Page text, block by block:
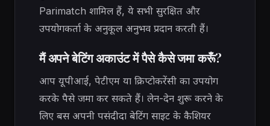
Parimatch शामिल हैं, ये सभी सुरक्षित और
उपयोगकर्ता के अनुकूल अनुभव प्रदान करती हैं।
मैं अपने बेटिंग अकाउंट में पैसे कैसे जमा करूँ?
आप यूपीआई, पेटीएम या क्रिप्टोकरेंसी का उपयोग
करके पैसे जमा कर सकते हैं। लेन-देन शुरू करने के
लिए बस अपनी पसंदीदा बेटिंग साइट के कैशियर